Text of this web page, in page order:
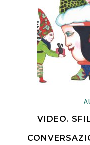
VIDEO.